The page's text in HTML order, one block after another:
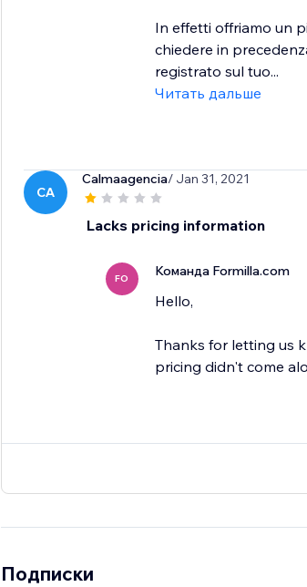
In effetti offriamo un
chiedere in
registrato sul tuo...
Читать дальше
CA
Calmaagencia/ Jan 31, 2021
Lacks pricing information
FO Команда Formilla.com
Hello,
Thanks for letting us
pricing didn't come
Подписки